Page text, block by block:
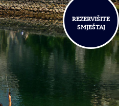
REZERVIŠITE
SMJEŠTAJ